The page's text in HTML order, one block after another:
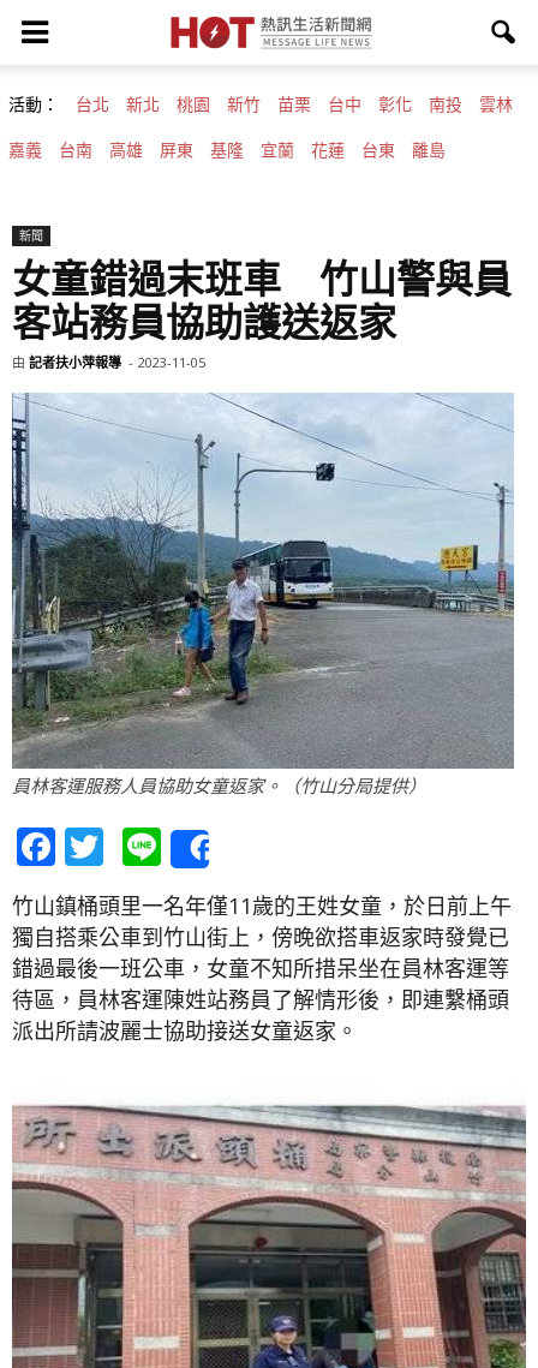
活動： 台北 新北 桃園 新竹 苗栗 台中 彰化 南投 雲林
嘉義 台南 高雄 屏東 基隆 宜蘭 花蓮 台東 離島
新聞
女童錯過末班車 竹山警與員
客站務員協助護送返家
由 記者扶小萍報導 - 2023-11-05
員林客運服務人員協助女童返家。（竹山分局提供）
Facebook
Twitter
Line
竹山鎮桶頭里一名年僅11歲的王姓女童，於日前上午
獨自搭乘公車到竹山街上，傍晚欲搭車返家時發覺已
錯過最後一班公車，女童不知所措呆坐在員林客運等
待區，員林客運陳姓站務員了解情形後，即連繫桶頭
派出所請波麗士協助接送女童返家。